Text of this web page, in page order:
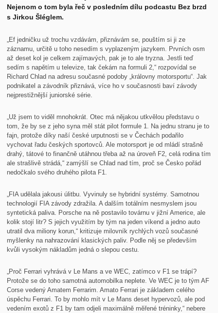
Nejenom o tom byla řeč v posledním dílu podcastu Bez brzd
s Jirkou Šléglem.
„Ef jedničku už trochu vzdávám, přiznávám se, pouštím si ji ze
záznamu, určitě u toho nesedím s vyplazeným jazykem. Prvních osm
až deset kol je celkem zajímavých, pak je to ale tryzna. Jestli teď
sedím s napětím u televize, tak čekám na formuli 2,“ rozpovídal se
Richard Chlad na adresu současné podoby „královny motorsportu“. Jak
podnikatel a závodník přiznává, více ho v současnosti baví závody
nejprestižnější juniorské série.
„Už jsem to viděl mnohokrát. Otec má nějakou utkvělou představu o
tom, že by se z jeho syna měl stát pilot formule 1. Na jednu stranu je to
fajn, protože díky naší české urputnosti se v Čechách podařilo
vychovat řadu českých sportovců. Ale motorsport je od mládí strašně
drahý, tátové to finančně utáhnou třeba až na úroveň F2, celá rodina tím
ale strašlivě strádá,“ zamýšlí se Chlad nad tím, proč se Česko pořád
nedočkalo svého druhého pilota F1.
„FIA udělala jakousi úlitbu. Vyvinuly se hybridní systémy. Samotnou
technologií FIA závody zdražila. A dalším totálním nesmyslem jsou
syntetická paliva. Porsche na ně postavilo továrnu v jižní Americe, ale
kolik stojí litr? S jejich využitím by tým na jeden víkend a jedno auto
utratil dva miliony korun,“ kritizuje milovník rychlých vozů současné
myšlenky na nahrazování klasických paliv. Podle něj se především
kvůli vysokým nákladům jedná o slepou cestu.
„Proč Ferrari vyhrává v Le Mans a ve WEC, zatímco v F1 se trápí?
Protože se do toho samotná automobilka neplete. Ve WEC je to tým AF
Corse vedený Amatem Ferrarim. Amato Ferrari je základem celého
úspěchu Ferrari. To by mohlo mít v Le Mans deset hypervozů, ale pod
vedením exotů z F1 by tam odjeli maximálně měřené tréninky,“ nebere